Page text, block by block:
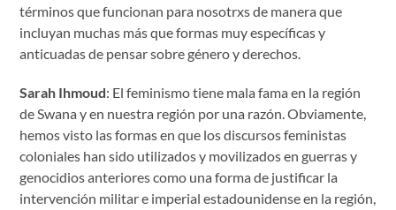
términos que funcionan para nosotrxs de manera que
incluyan muchas más que formas muy específicas y
anticuadas de pensar sobre género y derechos.
Sarah Ihmoud: El feminismo tiene mala fama en la región
de Swana y en nuestra región por una razón. Obviamente,
hemos visto las formas en que los discursos feministas
coloniales han sido utilizados y movilizados en guerras y
genocidios anteriores como una forma de justificar la
intervención militar e imperial estadounidense en la región,